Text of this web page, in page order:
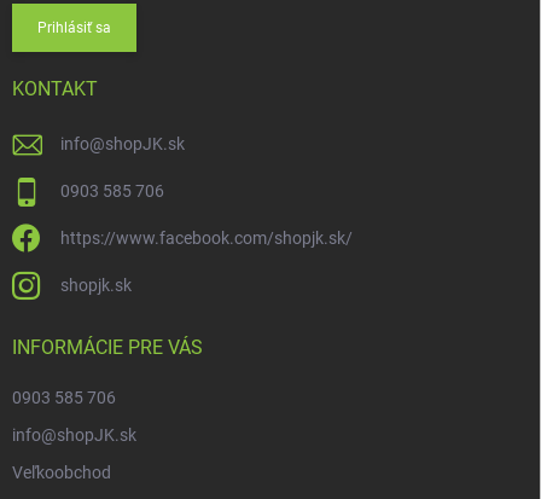
Prihlásiť sa
KONTAKT
info@shopJK.sk
0903 585 706
https://www.facebook.com/shopjk.sk/
shopjk.sk
INFORMÁCIE PRE VÁS
0903 585 706
info@shopJK.sk
Veľkoobchod